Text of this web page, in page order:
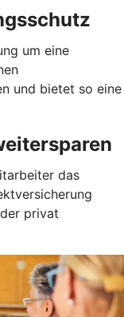
um eine
und bietet so eine
das
privat